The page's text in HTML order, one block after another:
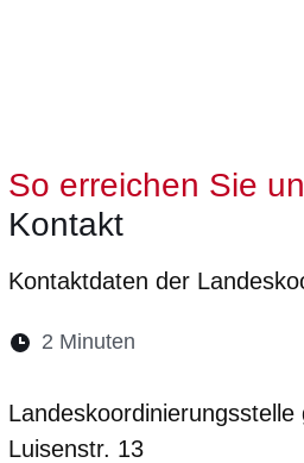
So erreichen Sie
Kontakt
Kontaktdaten der
Lesedauer:
2 Minuten
Luisenstr. 13